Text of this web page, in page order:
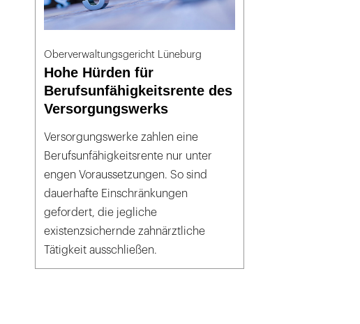
Oberverwaltungsgericht Lüneburg
Hohe Hürden für
Berufsunfähigkeitsrente des
Versorgungswerks
Versorgungswerke zahlen eine
Berufsunfähigkeitsrente nur unter
engen Voraussetzungen. So sind
dauerhafte Einschränkungen
gefordert, die jegliche
existenzsichernde zahnärztliche
Tätigkeit ausschließen.